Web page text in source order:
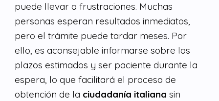
puede llevar a frustraciones. Muchas
personas esperan resultados inmediatos,
pero el trámite puede tardar meses. Por
ello, es aconsejable informarse sobre los
plazos estimados y ser paciente durante la
espera, lo que facilitará el proceso de
obtención de la ciudadanía italiana sin